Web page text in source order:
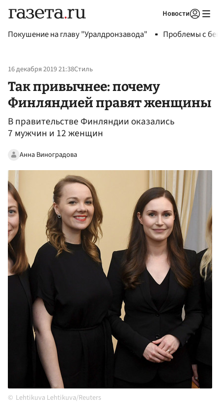
Новости
Покушение на главу "Уралдронзавода" Проблемы с
16 декабря 2019 21:38Стиль
Так привычнее: почему
Финляндией правят женщины
В правительстве Финляндии оказались
7 мужчин и 12 женщин
Анна Виноградова
Lehtikuva Lehtikuva/Reuters